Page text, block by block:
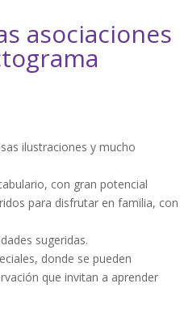
asociaciones
ilustraciones y mucho
con gran potencial
para disfrutar en familia, con
sugeridas.
donde se pueden
que invitan a aprender